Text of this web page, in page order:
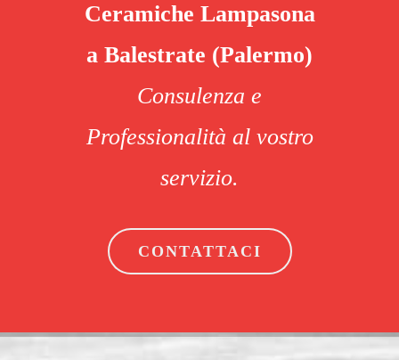
Ceramiche Lampasona
a Balestrate (Palermo)
Consulenza e
Professionalità al vostro
servizio.
CONTATTACI